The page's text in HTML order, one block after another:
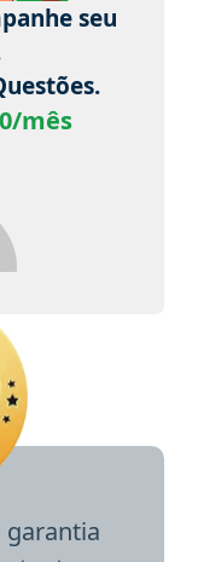
seu
mês
garantia